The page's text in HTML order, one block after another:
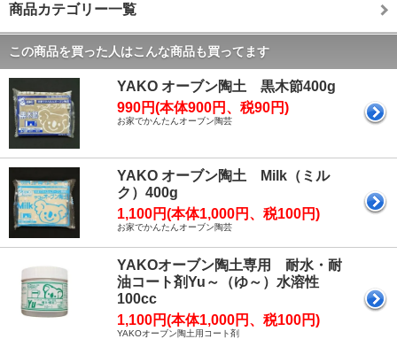
商品カテゴリー一覧
この商品を買った人はこんな商品も買ってます
YAKO オーブン陶土 黒木節400g
990円(本体900円、税90円)
お家でかんたんオーブン陶芸
YAKO オーブン陶土 Milk（ミル
ク）400g
1,100円(本体1,000円、税100円)
お家でかんたんオーブン陶芸
YAKOオーブン陶土専用 耐水・耐
油コート剤Yu～（ゆ～）水溶性
100cc
1,100円(本体1,000円、税100円)
YAKOオーブン陶土用コート剤